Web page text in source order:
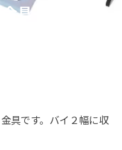
具-
具です。バイ２幅に収